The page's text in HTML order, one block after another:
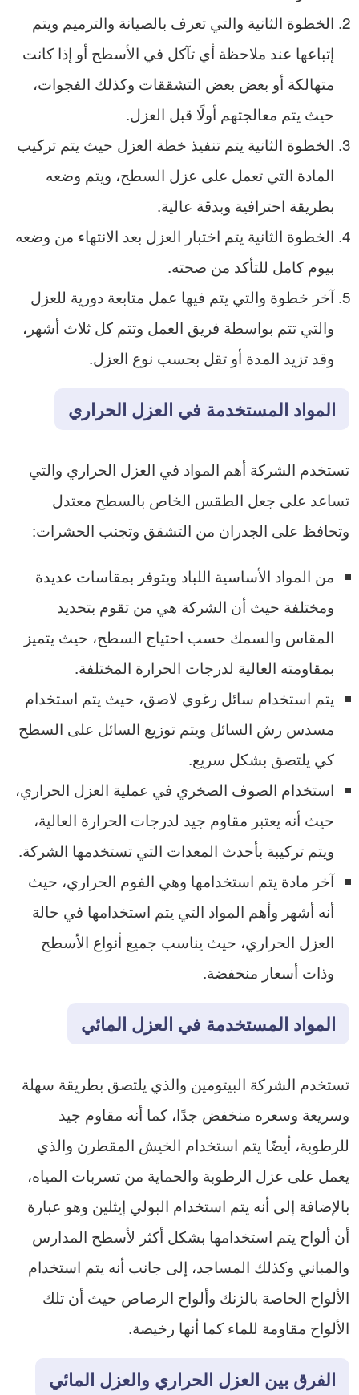
الخطوة الثانية والتي تعرف بالصيانة والترميم ويتم
إتباعها عند ملاحظة أي تآكل في الأسطح أو إذا كانت
متهالكة أو بعض بعض التشققات وكذلك الفجوات،
حيث يتم معالجتهم أولًا قبل العزل.
الخطوة الثانية يتم تنفيذ خطة العزل حيث يتم تركيب
المادة التي تعمل على عزل السطح، ويتم وضعه
بطريقة احترافية وبدقة عالية.
الخطوة الثانية يتم اختبار العزل بعد الانتهاء من وضعه
بيوم كامل للتأكد من صحته.
آخر خطوة والتي يتم فيها عمل متابعة دورية للعزل
والتي تتم بواسطة فريق العمل وتتم كل ثلاث أشهر،
وقد تزيد المدة أو تقل بحسب نوع العزل.
المواد المستخدمة في العزل الحراري
تستخدم الشركة أهم المواد في العزل الحراري والتي
تساعد على جعل الطقس الخاص بالسطح معتدل
وتحافظ على الجدران من التشقق وتجنب الحشرات:
من المواد الأساسية اللباد ويتوفر بمقاسات عديدة
ومختلفة حيث أن الشركة هي من تقوم بتحديد
المقاس والسمك حسب احتياج السطح، حيث يتميز
بمقاومته العالية لدرجات الحرارة المختلفة.
يتم استخدام سائل رغوي لاصق، حيث يتم استخدام
مسدس رش السائل ويتم توزيع السائل على السطح
كي يلتصق بشكل سريع.
استخدام الصوف الصخري في عملية العزل الحراري،
حيث أنه يعتبر مقاوم جيد لدرجات الحرارة العالية،
ويتم تركيبة بأحدث المعدات التي تستخدمها الشركة.
آخر مادة يتم استخدامها وهي الفوم الحراري، حيث
أنه أشهر وأهم المواد التي يتم استخدامها في حالة
العزل الحراري، حيث يناسب جميع أنواع الأسطح
وذات أسعار منخفضة.
المواد المستخدمة في العزل المائي
تستخدم الشركة البيتومين والذي يلتصق بطريقة سهلة
وسريعة وسعره منخفض جدًا، كما أنه مقاوم جيد
للرطوبة، أيضًا يتم استخدام الخيش المقطرن والذي
يعمل على عزل الرطوبة والحماية من تسربات المياه،
بالإضافة إلى أنه يتم استخدام البولي إيثلين وهو عبارة
أن ألواح يتم استخدامها بشكل أكثر لأسطح المدارس
والمباني وكذلك المساجد، إلى جانب أنه يتم استخدام
الألواح الخاصة بالزنك وألواح الرصاص حيث أن تلك
الألواح مقاومة للماء كما أنها رخيصة.
الفرق بين العزل الحراري والعزل المائي